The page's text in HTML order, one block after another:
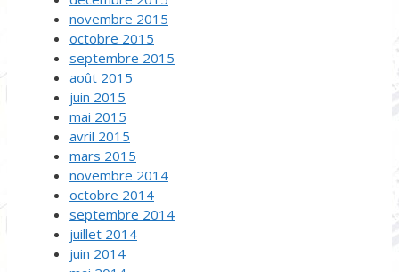
novembre 2015
octobre 2015
septembre 2015
août 2015
juin 2015
mai 2015
avril 2015
mars 2015
novembre 2014
octobre 2014
septembre 2014
juillet 2014
juin 2014